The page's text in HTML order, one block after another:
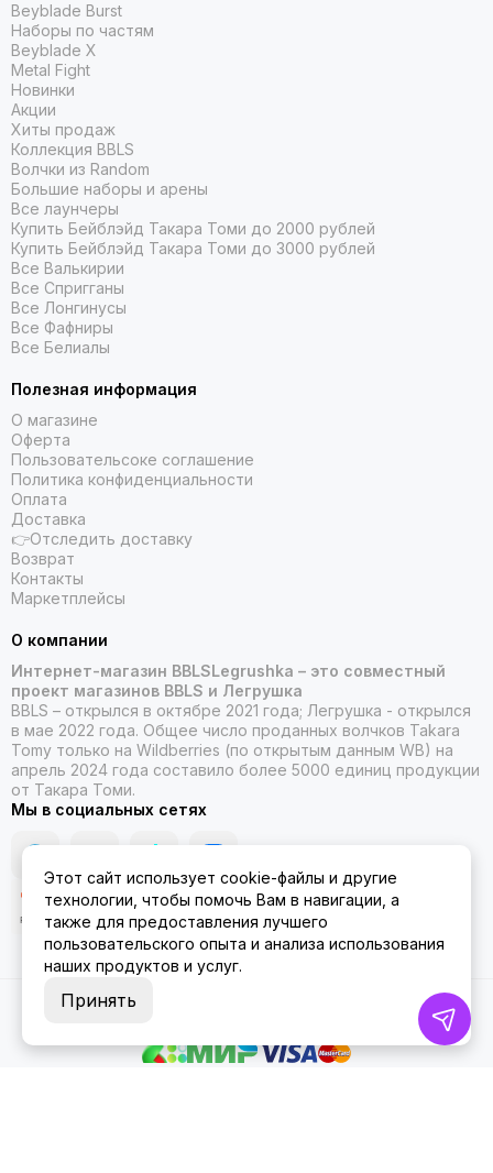
Beyblade Burst
Наборы по частям
Beyblade X
Metal Fight
Новинки
Акции
Хиты продаж
Коллекция BBLS
Волчки из Random
Большие наборы и арены
Все лаунчеры
Купить Бейблэйд Такара Томи до 2000 рублей
Купить Бейблэйд Такара Томи до 3000 рублей
Все Валькирии
Все Спригганы
Все Лонгинусы
Все Фафниры
Все Белиалы
Полезная информация
О магазине
Оферта
Пользовательсоке соглашение
Политика конфиденциальности
Оплата
Доставка
👉Отследить доставку
Возврат
Контакты
Маркетплейсы
О компании
Интернет-магазин BBLSLegrushka – это совместный
проект магазинов BBLS и Легрушка
BBLS – открылся в октябре 2021 года; Легрушка - открылся
в мае 2022 года. Общее число проданных волчков Takara
Tomy только на Wildberries (по открытым данным WB) на
апрель 2024 года составило более 5000 единиц продукции
от Такара Томи.
Мы в социальных сетях
2026 © ББЛСЛегрушка.
Этот сайт использует cookie-файлы и другие
технологии, чтобы помочь Вам в навигации, а
также для предоставления лучшего
пользовательского опыта и анализа использования
наших продуктов и услуг.
Принять